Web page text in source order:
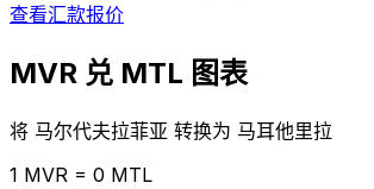
查看汇款报价
MVR 兑 MTL 图表
将 马尔代夫拉菲亚 转换为 马耳他里拉
1 MVR = 0 MTL